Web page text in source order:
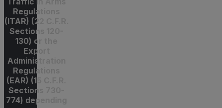
Regulations
(ITAR) (22 C.F.R.
Sections 120-
130) or the
Export
Administration
Regulations
(EAR) (15 C.F.R.
Sections 730-
774) depending